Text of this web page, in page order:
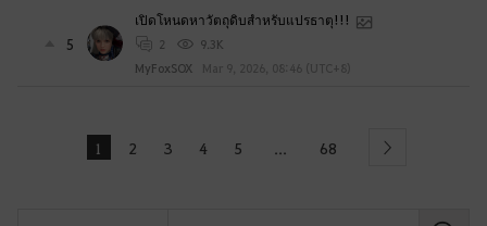
5
เปิดโหนดหาวัตถุดิบสำหรับแปรธาตุ!!!
2
9.3K
MyFoxSOX
Mar 9, 2026, 08:46 (UTC+8)
1 2 3 4 5 ... 68 Next